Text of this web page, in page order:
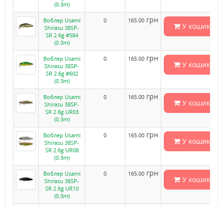
(0.3m)
Воблер Usami
Shirasu 38SP-
SR 2.6g #584
(0.3m)
0 165.00 грн
У кошик
Воблер Usami
Shirasu 38SP-
SR 2.6g #602
(0.3m)
0 165.00 грн
У кошик
Воблер Usami
Shirasu 38SP-
SR 2.6g UR03
(0.3m)
0 165.00 грн
У кошик
Воблер Usami
Shirasu 38SP-
SR 2.6g UR08
(0.3m)
0 165.00 грн
У кошик
Воблер Usami
Shirasu 38SP-
SR 2.6g UR10
(0.3m)
0 165.00 грн
У кошик